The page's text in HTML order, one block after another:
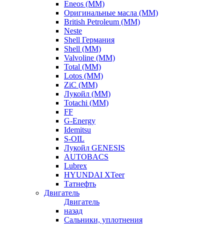
Eneos (ММ)
Оригинальные масла (ММ)
British Petroleum (ММ)
Neste
Shell Германия
Shell (ММ)
Valvoline (ММ)
Total (ММ)
Lotos (ММ)
ZiC (ММ)
Лукойл (ММ)
Totachi (MM)
FF
G-Energy
Idemitsu
S-OIL
Лукойл GENESIS
AUTOBACS
Lubrex
HYUNDAI XTeer
Татнефть
Двигатель
Двигатель
назад
Сальники, уплотнения